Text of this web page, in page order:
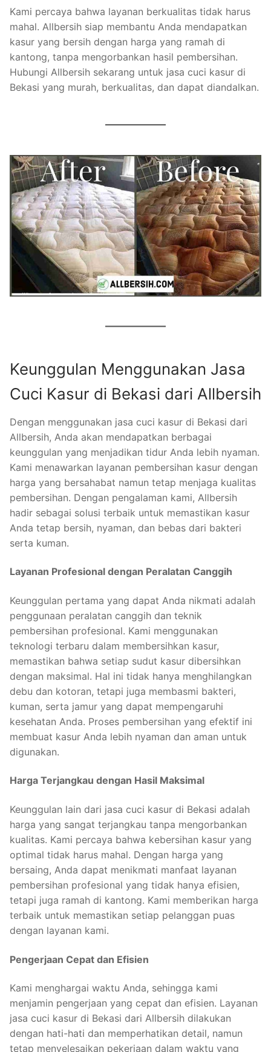
Kami percaya bahwa layanan berkualitas tidak harus
mahal. Allbersih siap membantu Anda mendapatkan
kasur yang bersih dengan harga yang ramah di
kantong, tanpa mengorbankan hasil pembersihan.
Hubungi Allbersih sekarang untuk jasa cuci kasur di
Bekasi yang murah, berkualitas, dan dapat diandalkan.
Keunggulan Menggunakan Jasa
Cuci Kasur di Bekasi dari Allbersih
Dengan menggunakan jasa cuci kasur di Bekasi dari
Allbersih, Anda akan mendapatkan berbagai
keunggulan yang menjadikan tidur Anda lebih nyaman.
Kami menawarkan layanan pembersihan kasur dengan
harga yang bersahabat namun tetap menjaga kualitas
pembersihan. Dengan pengalaman kami, Allbersih
hadir sebagai solusi terbaik untuk memastikan kasur
Anda tetap bersih, nyaman, dan bebas dari bakteri
serta kuman.
Layanan Profesional dengan Peralatan Canggih
Keunggulan pertama yang dapat Anda nikmati adalah
penggunaan peralatan canggih dan teknik
pembersihan profesional. Kami menggunakan
teknologi terbaru dalam membersihkan kasur,
memastikan bahwa setiap sudut kasur dibersihkan
dengan maksimal. Hal ini tidak hanya menghilangkan
debu dan kotoran, tetapi juga membasmi bakteri,
kuman, serta jamur yang dapat mempengaruhi
kesehatan Anda. Proses pembersihan yang efektif ini
membuat kasur Anda lebih nyaman dan aman untuk
digunakan.
Harga Terjangkau dengan Hasil Maksimal
Keunggulan lain dari jasa cuci kasur di Bekasi adalah
harga yang sangat terjangkau tanpa mengorbankan
kualitas. Kami percaya bahwa kebersihan kasur yang
optimal tidak harus mahal. Dengan harga yang
bersaing, Anda dapat menikmati manfaat layanan
pembersihan profesional yang tidak hanya efisien,
tetapi juga ramah di kantong. Kami memberikan harga
terbaik untuk memastikan setiap pelanggan puas
dengan layanan kami.
Pengerjaan Cepat dan Efisien
Kami menghargai waktu Anda, sehingga kami
menjamin pengerjaan yang cepat dan efisien. Layanan
jasa cuci kasur di Bekasi dari Allbersih dilakukan
dengan hati-hati dan memperhatikan detail, namun
tetap menyelesaikan pekerjaan dalam waktu yang